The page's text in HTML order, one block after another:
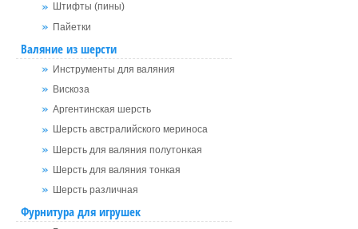
Штифты (пины)
Пайетки
Валяние из шерсти
Инструменты для валяния
Вискоза
Аргентинская шерсть
Шерсть австралийского мериноса
Шерсть для валяния полутонкая
Шерсть для валяния тонкая
Шерсть различная
Фурнитура для игрушек